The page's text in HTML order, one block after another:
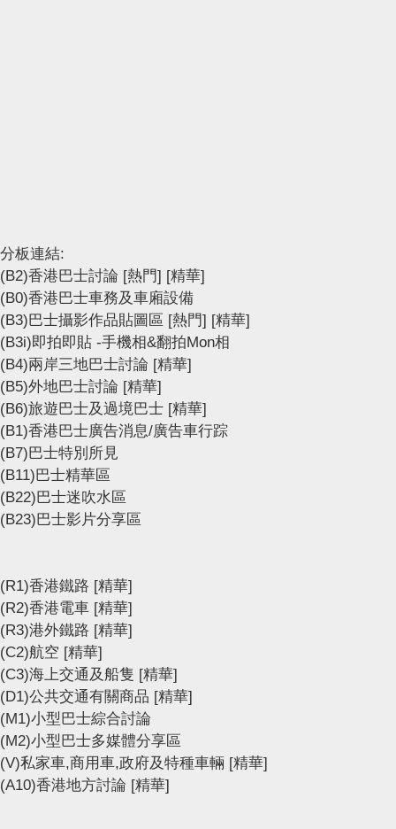
分板連結:
(B2)香港巴士討論 [熱門] [精華]
(B0)香港巴士車務及車廂設備
(B3)巴士攝影作品貼圖區 [熱門] [精華]
(B3i)即拍即貼 -手機相&翻拍Mon相
(B4)兩岸三地巴士討論 [精華]
(B5)外地巴士討論 [精華]
(B6)旅遊巴士及過境巴士 [精華]
(B1)香港巴士廣告消息/廣告車行踪
(B7)巴士特別所見
(B11)巴士精華區
(B22)巴士迷吹水區
(B23)巴士影片分享區
(R1)香港鐵路 [精華]
(R2)香港電車 [精華]
(R3)港外鐵路 [精華]
(C2)航空 [精華]
(C3)海上交通及船隻 [精華]
(D1)公共交通有關商品 [精華]
(M1)小型巴士綜合討論
(M2)小型巴士多媒體分享區
(V)私家車,商用車,政府及特種車輛 [精華]
(A10)香港地方討論 [精華]